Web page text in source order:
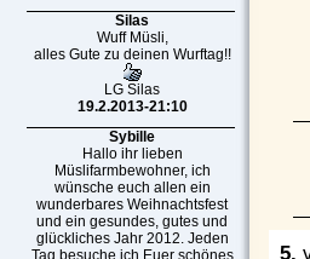
Silas
Wuff Müsli,
alles Gute zu deinen Wurftag!!
LG Silas
19.2.2013-21:10
Sybille
Hallo ihr lieben
Müslifarmbewohner, ich
wünsche euch allen ein
wunderbares Weihnachtsfest
und ein gesundes, gutes und
glückliches Jahr 2012. Jeden
Tag besuche ich Euer schönes
5.